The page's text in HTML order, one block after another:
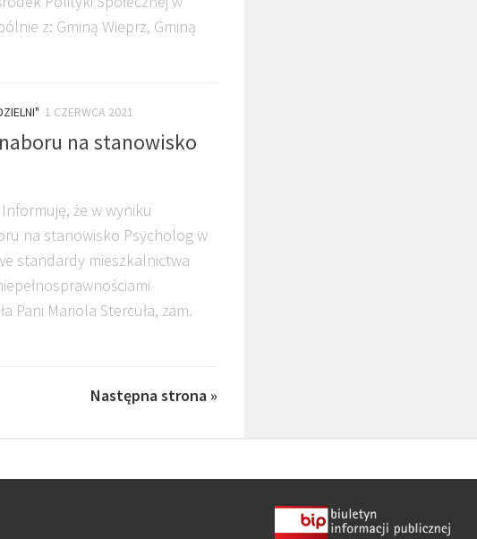
z: Gminą Wieprz, Gminą
1 CZERWCA 2021
na stanowisko
że w wyniku
na stanowisko Psycholog w
standardy mieszkalnictwa
Pani Mariola Stercuła, zam.
Następna strona »